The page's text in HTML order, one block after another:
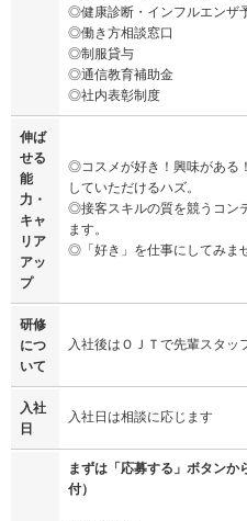
◎健康診断・インフルエン
◎働き方相談窓口
◎制服貸与
◎通信教育補助金
◎社内表彰制度
伸ば
せる
能
力・
キャ
リア
アッ
プ
◎コスメが好き！興味がある
していただけるハズ。
◎接客スキルの質を競うコン
ます。
◎「好き」を仕事にしてみま
研修
につ
いて
入社後はＯＪＴで先輩スタッ
入社
日
入社日は相談に応じます
まずは「応募する」ボタン
付）